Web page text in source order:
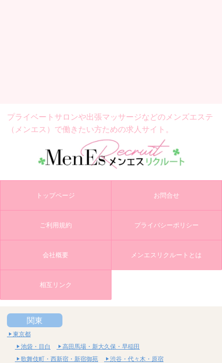
プライベートサロンや出張マッサージなどの メンズエステ
（メンエス）で働きたい方ための求人サイト。
トップページ お問合せ
ご利用規約 プライバシーポリシー
会社概要 メンエスリクルートとは
相互リンク
関東
東京都
池袋・目白
高田馬場・新大久保・早稲田
歌舞伎町・西新宿・新宿御苑
渋谷・代々木・原宿